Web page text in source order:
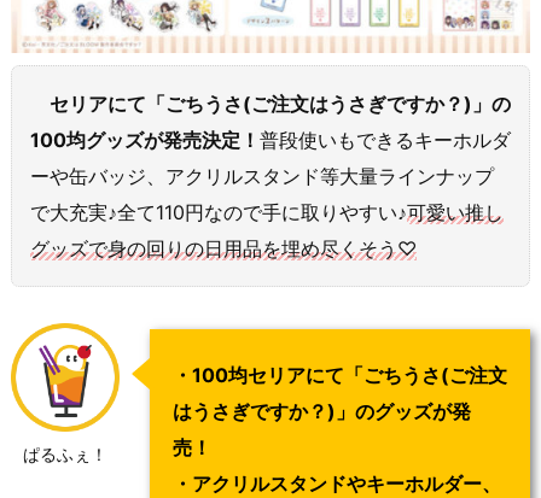
セリアにて「ごちうさ(ご注文はうさぎですか？)」の
100均グッズが発売決定！ 普段使いもできるキーホルダ
ーや缶バッジ、アクリルスタンド等大量ラインナップ
で大充実♪全て110円なので手に取りやすい♪可愛い推し
グッズで身の回りの日用品を埋め尽くそう♡
ぱるふぇ！
・100均セリアにて「ごちうさ(ご注文
はうさぎですか？)」のグッズが発
売！
・アクリルスタンドやキーホルダー、